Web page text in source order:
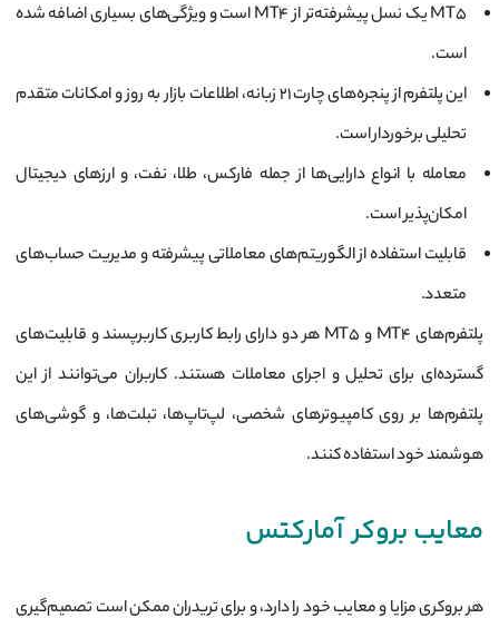
MT5 یک نسل پیشرفته‌تر از MT4 است و ویژگی‌های بسیاری اضافه شده
است.
این پلتفرم از پنجره‌های چارت ۲۱ زبانه، اطلاعات بازار به روز و امکانات متقدم
تحلیلی برخوردار است.
معامله با انواع دارایی‌ها از جمله فارکس، طلا، نفت، و ارزهای دیجیتال
امکان‌پذیر است.
قابلیت استفاده از الگوریتم‌های معاملاتی پیشرفته و مدیریت حساب‌های
متعدد.
پلتفرم‌های MT4 و MT5 هر دو دارای رابط کاربری کاربرپسند و قابلیت‌های
گسترده‌ای برای تحلیل و اجرای معاملات هستند. کاربران می‌توانند از این
پلتفرم‌ها بر روی کامپیوترهای شخصی، لپ‌تاپ‌ها، تبلت‌ها، و گوشی‌های
هوشمند خود استفاده کنند.
معایب بروکر آمارکتس
هر بروکری مزایا و معایب خود را دارد، و برای تریدران ممکن است تصمیم‌گیری